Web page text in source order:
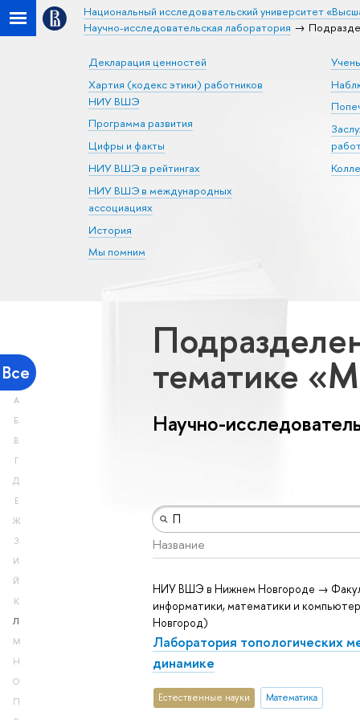
Национальный исследовательский университет
Научно-исследовательская лаборатория
Декларация ценностей
Хартия (кодекс этики) работников
НИУ ВШЭ
Программа развития
Цифры и факты
НИУ ВШЭ в рейтингах
НИУ ВШЭ в международных
ассоциациях
История
Мы помним
Все
А
Б
В
Г
Д
Е
Ж
З
И
Й
К
Л
М
Н
О
П
тематике
Научно-
Название
НИУ ВШЭ в Нижнем Новгороде →
информатики, математики и
Новгород)
Лаборатория топологических
динамике
Естественные науки Математика